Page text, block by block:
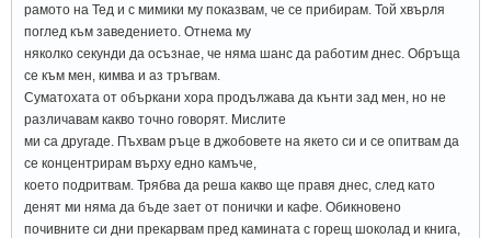
рамото на Тед и с мимики му показвам, че се прибирам. Той хвърля
поглед към заведението. Отнема му
няколко секунди да осъзнае, че няма шанс да работим днес. Обръща
се към мен, кимва и аз тръгвам.
Суматохата от объркани хора продължава да кънти зад мен, но не
различавам какво точно говорят. Мислите
ми са другаде. Пъхвам ръце в джобовете на якето си и се опитвам да
се концентрирам върху едно камъче,
което подритвам. Трябва да реша какво ще правя днес, след като
денят ми няма да бъде зает от понички и кафе. Обикновено
почивните си дни прекарвам пред камината с горещ шоколад и книга,